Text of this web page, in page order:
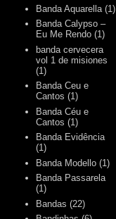
Banda Aquarella (1)
Banda Calypso –
Eu Me Rendo (1)
banda cervecera
vol 1 de misiones
(1)
Banda Ceu e
Cantos (1)
Banda Céu e
Cantos (1)
Banda Evidência
(1)
Banda Modello (1)
Banda Passarela
(1)
Bandas (22)